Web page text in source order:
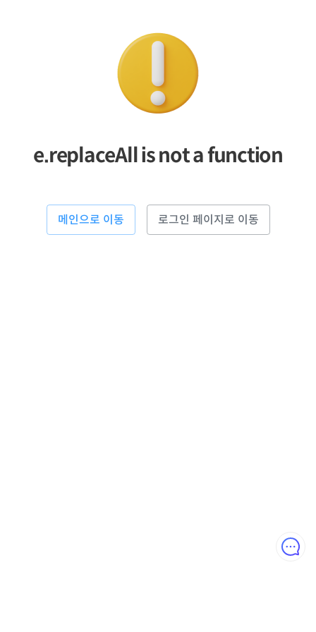
e.replaceAll is not a function
메인으로 이동 로그인 페이지로 이동